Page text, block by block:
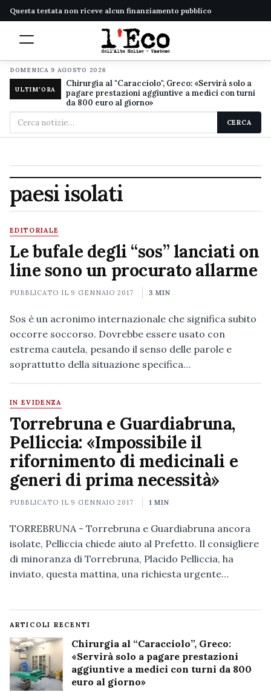
Questa testata non riceve alcun finanziamento pubblico
DOMENICA 9 AGOSTO 2026
ULTIM'ORA
Chirurgia al "Caracciolo", Greco: «Servirà solo a
pagare prestazioni aggiuntive a medici con turni
da 800 euro al giorno»
Cerca
nel
CERCA
paesi isolati
EDITORIALE
Le bufale degli “sos” lanciati on
line sono un procurato allarme
PUBBLICATO IL 9 GENNAIO 2017 3 MIN
Sos è un acronimo internazionale che significa subito
occorre soccorso. Dovrebbe essere usato con
estrema cautela, pesando il senso delle parole e
soprattutto della situazione specifica…
IN EVIDENZA
Torrebruna e Guardiabruna,
Pelliccia: «Impossibile il
rifornimento di medicinali e
generi di prima necessità»
PUBBLICATO IL 9 GENNAIO 2017 1 MIN
TORREBRUNA - Torrebruna e Guardiabruna ancora
isolate, Pelliccia chiede aiuto al Prefetto. Il consigliere
di minoranza di Torrebruna, Placido Pelliccia, ha
inviato, questa mattina, una richiesta urgente…
ARTICOLI RECENTI
Chirurgia al “Caracciolo”, Greco:
«Servirà solo a pagare prestazioni
aggiuntive a medici con turni da 800
euro al giorno»